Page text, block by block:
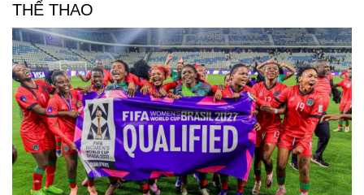
Sân khấu - Điện ảnh
Văn học
Âm nhạc
Di sản
Thời trang
Sao Việt
THỂ THAO